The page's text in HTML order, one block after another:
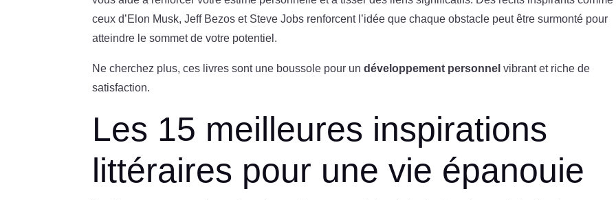
ceux d’Elon Musk, Jeff Bezos et Steve Jobs renforcent l’idée que chaque obstacle peut être surmonté pour
atteindre le sommet de votre potentiel.
Ne cherchez plus, ces livres sont une boussole pour undéveloppement personnel vibrant et riche de
satisfaction.
Les 15 meilleures inspirations
littéraires pour une vie épanouie